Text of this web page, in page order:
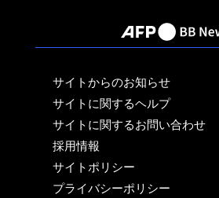
サイトからのお知らせ
サイトに関するヘルプ
サイトに関するお問い合わせ
採用情報
サイトポリシー
プライバシーポリシー